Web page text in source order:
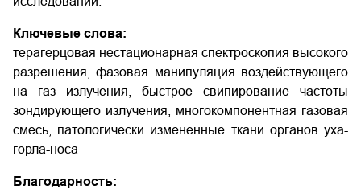
Ключевые слова:
терагерцовая нестационарная спектроскопия высокого
разрешения, фазовая манипуляция воздействующего
на газ излучения, быстрое свипирование частоты
зондирующего излучения, многокомпонентная газовая
смесь, патологически измененные ткани органов уха-
горла-носа
Благодарность: